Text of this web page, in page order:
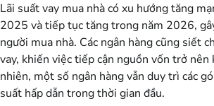
Lãi suất vay mua nhà có xu hướng tăng
2025 và tiếp tục tăng trong năm 2026,
người mua nhà. Các ngân hàng cũng siết
vay, khiến việc tiếp cận nguồn vốn trở nên
nhiên, một số ngân hàng vẫn duy trì các
suất hấp dẫn trong thời gian đầu.